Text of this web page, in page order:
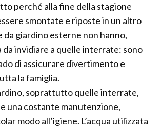
perché alla fine della stagione
smontate e riposte in un altro
da giardino esterne non hanno,
da invidiare a quelle interrate: sono
di assicurare divertimento e
la famiglia.
soprattutto quelle interrate,
una costante manutenzione,
modo all’igiene. L’acqua utilizzata